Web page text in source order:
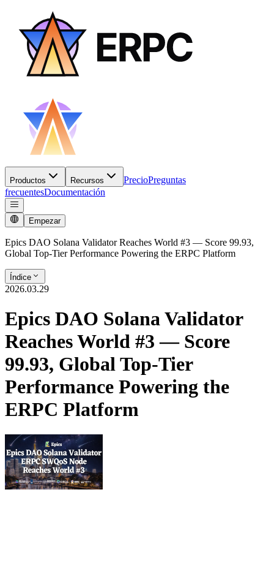
Productos Recursos PrecioPreguntas
frecuentesDocumentación
Empezar
Epics DAO Solana Validator Reaches World #3 — Score 99.93,
Global Top-Tier Performance Powering the ERPC Platform
Índice
2026.03.29
Epics DAO Solana Validator
Reaches World #3 — Score
99.93, Global Top-Tier
Performance Powering the
ERPC Platform